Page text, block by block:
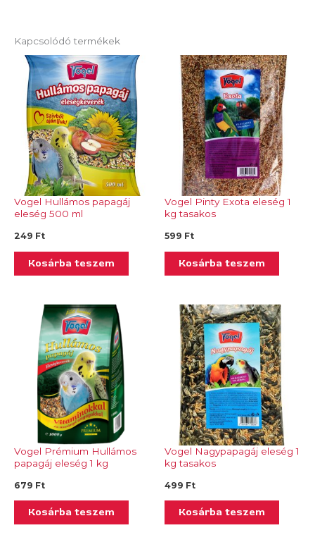
Kapcsolódó termékek
Vogel Hullámos papagáj
eleség 500 ml
249 Ft
Kosárba teszem
Vogel Pinty Exota eleség 1
kg tasakos
599 Ft
Kosárba teszem
Vogel Prémium Hullámos
papagáj eleség 1 kg
679 Ft
Kosárba teszem
Vogel Nagypapagáj eleség 1
kg tasakos
499 Ft
Kosárba teszem